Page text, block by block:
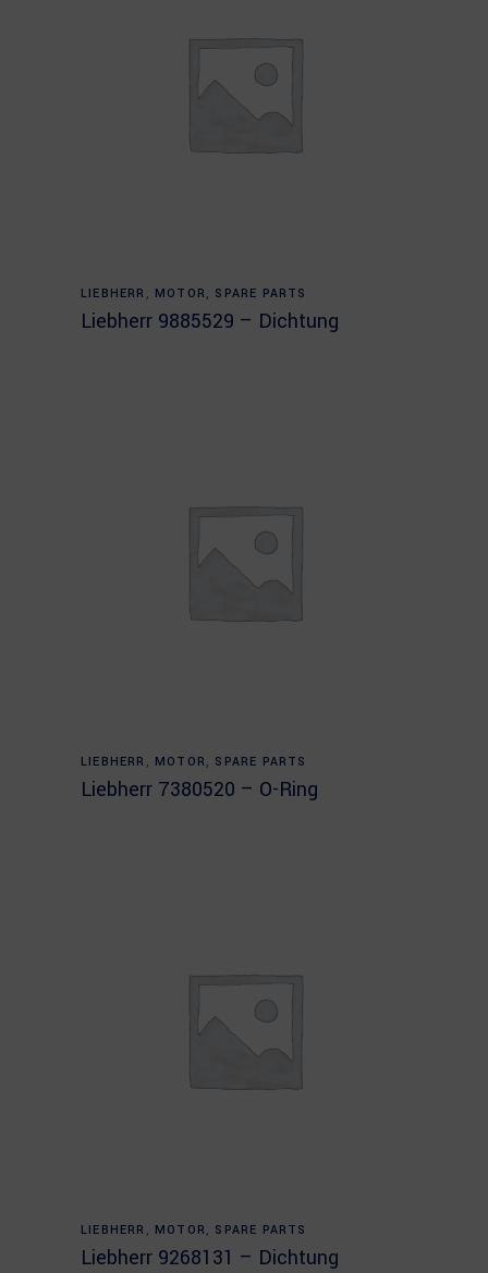
Read more
LIEBHERR , MOTOR , SPARE PARTS
Liebherr 9885529 – Dichtung
Read more
LIEBHERR , MOTOR , SPARE PARTS
Liebherr 7380520 – O-Ring
Read more
LIEBHERR , MOTOR , SPARE PARTS
Liebherr 9268131 – Dichtung